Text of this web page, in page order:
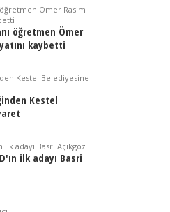
Ömer Rasim
öğretmen Ömer
kaybetti
Kestel Belediyesine
Kestel
ilk adayı Basri Açıkgöz
ilk adayı Basri